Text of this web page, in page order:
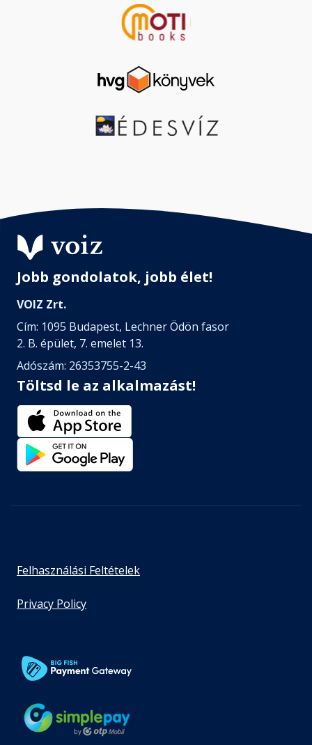
Jobb gondolatok, jobb élet!
VOIZ Zrt.
Cím: 1095 Budapest, Lechner Ödön fasor
2. B. épület, 7. emelet 13.
Adószám: 26353755-2-43
Töltsd le az alkalmazást!
Felhasználási Feltételek
Privacy Policy